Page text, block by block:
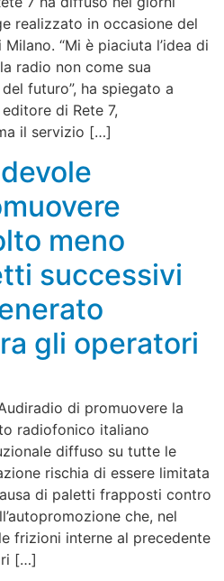
realizzato in occasione del
“Mi è piaciuta l’idea di
radio non come sua
futuro”, ha spiegato a
di Rete 7,
il servizio […]
meno
successivi
gli operatori
di promuovere la
radiofonico italiano
diffuso su tutte le
rischia di essere limitata
di paletti frapposti contro
che, nel
frizioni interne al precedente
[…]